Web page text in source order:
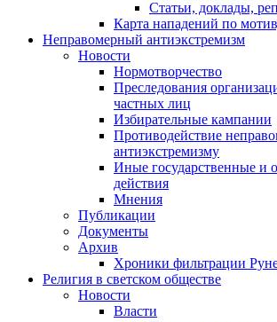
Статьи, доклады,
Карта нападений по
Неправомерный антиэкстремизм
Новости
Нормотворчество
Преследования
частных лиц
Избирательные кампании
Противодействие
антиэкстремизму
Иные государственные и
действия
Мнения
Публикации
Документы
Архив
Хроники фильтрации
Религия в светском обществе
Новости
Власти